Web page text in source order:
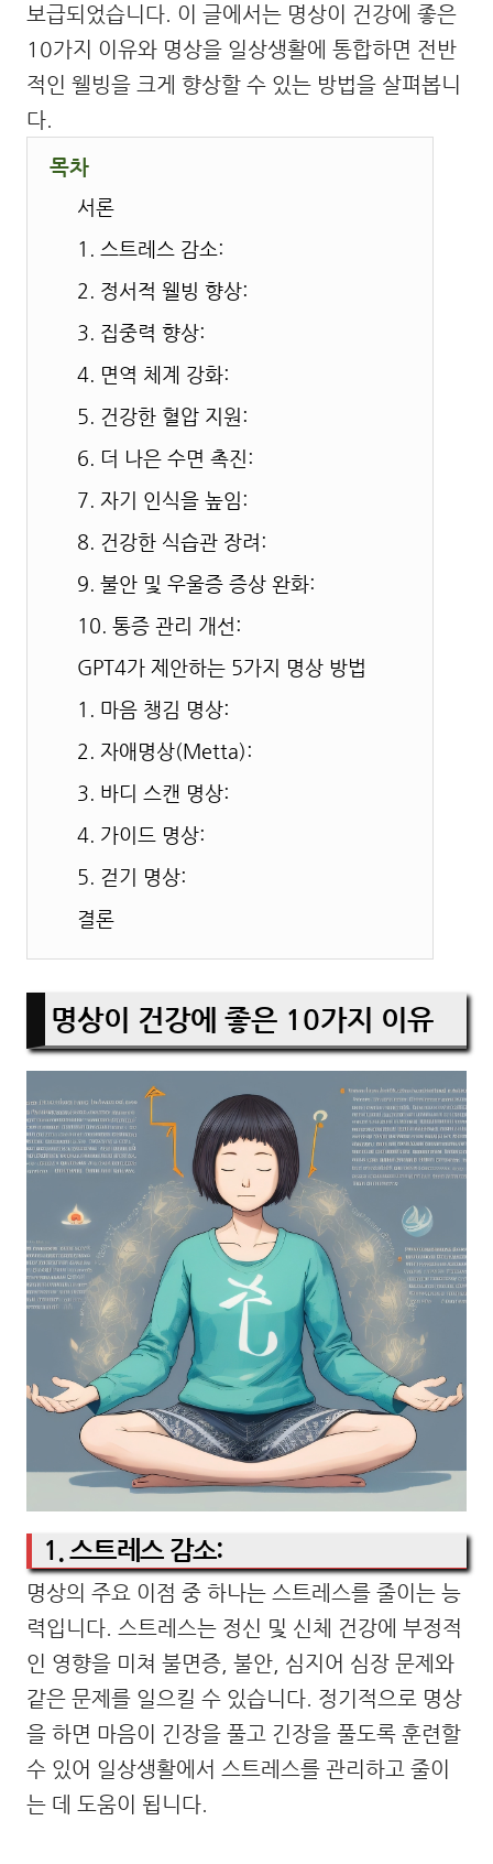
보급되었습니다. 이 글에서는 명상이 건강에 좋은
10가지 이유와 명상을 일상생활에 통합하면 전반
적인 웰빙을 크게 향상할 수 있는 방법을 살펴봅니
다.
목차
서론
1. 스트레스 감소:
2. 정서적 웰빙 향상:
3. 집중력 향상:
4. 면역 체계 강화:
5. 건강한 혈압 지원:
6. 더 나은 수면 촉진:
7. 자기 인식을 높임:
8. 건강한 식습관 장려:
9. 불안 및 우울증 증상 완화:
10. 통증 관리 개선:
GPT4가 제안하는 5가지 명상 방법
1. 마음 챙김 명상:
2. 자애명상(Metta):
3. 바디 스캔 명상:
4. 가이드 명상:
5. 걷기 명상:
결론
명상이 건강에 좋은 10가지 이유
1. 스트레스 감소:
명상의 주요 이점 중 하나는 스트레스를 줄이는 능
력입니다. 스트레스는 정신 및 신체 건강에 부정적
인 영향을 미쳐 불면증, 불안, 심지어 심장 문제와
같은 문제를 일으킬 수 있습니다. 정기적으로 명상
을 하면 마음이 긴장을 풀고 긴장을 풀도록 훈련할
수 있어 일상생활에서 스트레스를 관리하고 줄이
는 데 도움이 됩니다.